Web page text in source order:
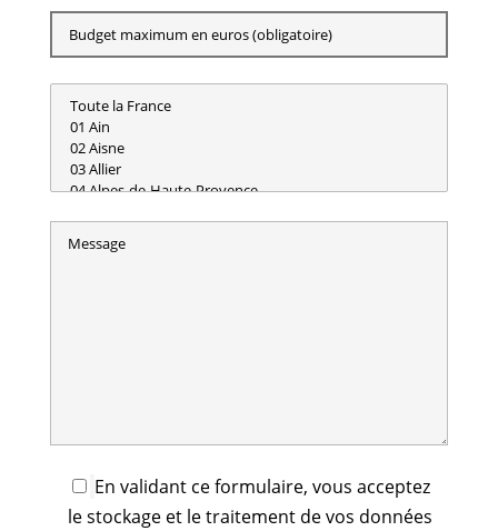
En validant ce formulaire, vous acceptez
le stockage et le traitement de vos données